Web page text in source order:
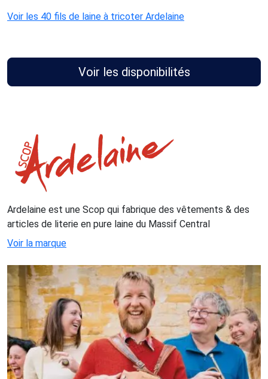
Voir les 40 fils de laine à tricoter Ardelaine
Voir les disponibilités
Ardelaine est une Scop qui fabrique des vêtements & des
articles de literie en pure laine du Massif Central
Voir la marque